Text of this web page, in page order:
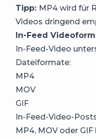
Tipp: MP4 wird für
Videos dringend
In-Feed
In-Feed-Video
Dateiformate:
MP4
MOV
GIF
In-Feed-Video-
MP4, MOV oder